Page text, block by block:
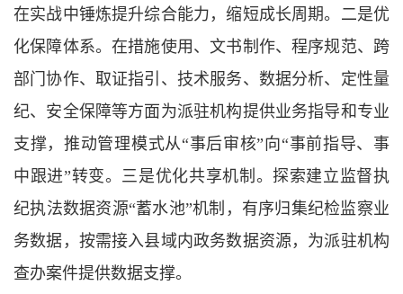
在实战中锤炼提升综合能力，缩短成长周期。二是优
化保障体系。在措施使用、文书制作、程序规范、跨
部门协作、取证指引、技术服务、数据分析、定性量
纪、安全保障等方面为派驻机构提供业务指导和专业
支撑，推动管理模式从“事后审核”向“事前指导、事
中跟进”转变。三是优化共享机制。探索建立监督执
纪执法数据资源“蓄水池”机制，有序归集纪检监察业
务数据，按需接入县域内政务数据资源，为派驻机构
查办案件提供数据支撑。